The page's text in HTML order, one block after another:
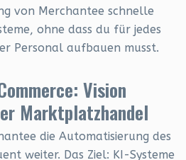
von Merchantee schnelle
ohne dass du für jedes
Personal aufbauen musst.
Vision
Marktplatzhandel
die Automatisierung des
weiter. Das Ziel: KI-Systeme